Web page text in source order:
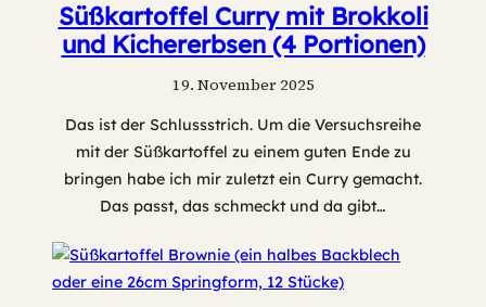
Süßkartoffel Curry mit Brokkoli
und Kichererbsen (4 Portionen)
19. November 2025
Das ist der Schlussstrich. Um die Versuchsreihe
mit der Süßkartoffel zu einem guten Ende zu
bringen habe ich mir zuletzt ein Curry gemacht.
Das passt, das schmeckt und da gibt…